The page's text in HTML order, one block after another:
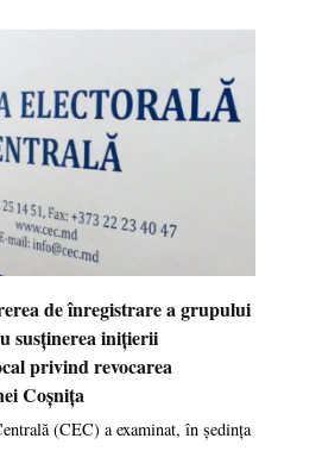
de înregistrare a grupului
susținerea inițierii
privind revocarea
Coșnița
(CEC) a examinat, în ședința